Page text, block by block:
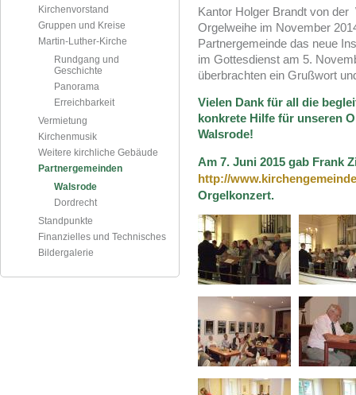
Kirchenvorstand
Gruppen und Kreise
Martin-Luther-Kirche
Rundgang und
Geschichte
Panorama
Erreichbarkeit
Vermietung
Kirchenmusik
Weitere kirchliche Gebäude
Partnergemeinden
Walsrode
Dordrecht
Standpunkte
Finanzielles und Technisches
Bildergalerie
Kantor Holger Brandt von
Orgelweihe im November
Partnergemeinde das neue
im Gottesdienst am 5.
überbrachten ein Grußwort
Vielen Dank für all die
konkrete Hilfe für unseren
Walsrode!
Am 7. Juni 2015 gab Frank
http://
Orgelkonzert.